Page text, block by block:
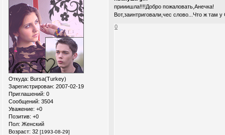
Откуда: Bursa(Turkey)
Зарегистрирован: 2007-02-19
Приглашений: 0
Сообщений: 3504
Уважение: +0
Позитив: +0
Пол: Женский
Возраст: 32 [1993-08-29]
прииишла!!!!Добро пожаловать,Анечка!
Вот,заинтриговали,чес слово...Что ж там
0